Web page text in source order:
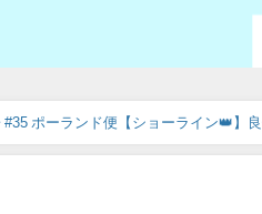
ポーランド便【ショーライン👑】良